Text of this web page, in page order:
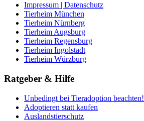
Impressum | Datenschutz
Tierheim München
Tierheim Nürnberg
Tierheim Augsburg
Tierheim Regensburg
Tierheim Ingolstadt
Tierheim Würzburg
Ratgeber & Hilfe
Unbedingt bei Tieradoption beachten!
Adoptieren statt kaufen
Auslandstierschutz